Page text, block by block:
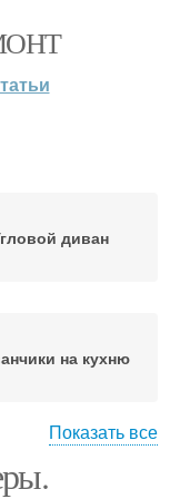
диван
на кухню
диванам
Показать все